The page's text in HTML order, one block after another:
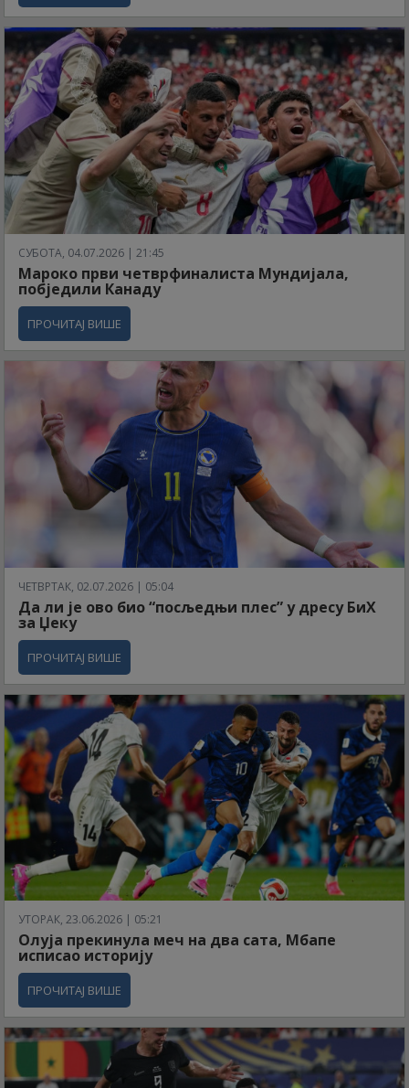
СУБОТА, 04.07.2026 | 21:45
Мароко први четврфиналиста Мундијала,
побједили Канаду
ПРОЧИТАЈ ВИШЕ
ЧЕТВРТАК, 02.07.2026 | 05:04
Да ли је ово био “посљедњи плес” у дресу БиХ
за Џеку
ПРОЧИТАЈ ВИШЕ
УТОРАК, 23.06.2026 | 05:21
Олуја прекинула меч на два сата, Мбапе
исписао историју
ПРОЧИТАЈ ВИШЕ